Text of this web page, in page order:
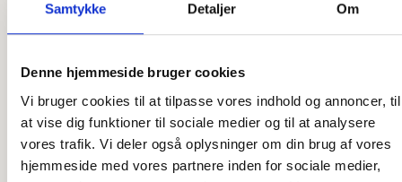
Samtykke Detaljer Om
Denne hjemmeside bruger cookies
Vi bruger cookies til at tilpasse vores indhold og annoncer, til
at vise dig funktioner til sociale medier og til at analysere
vores trafik. Vi deler også oplysninger om din brug af vores
hjemmeside med vores partnere inden for sociale medier,
Som et dansk producerende firma har vi en unik mulighed
Uanset om det er en ekstra ø, du ønsker, en ekstra by
Vores designere står klar til at høre, hvad du ønsker, og
vores snedkere står klar til at lave det efter dine tanker. Vi
har stor erfaring med at producere speciallavede produkter,